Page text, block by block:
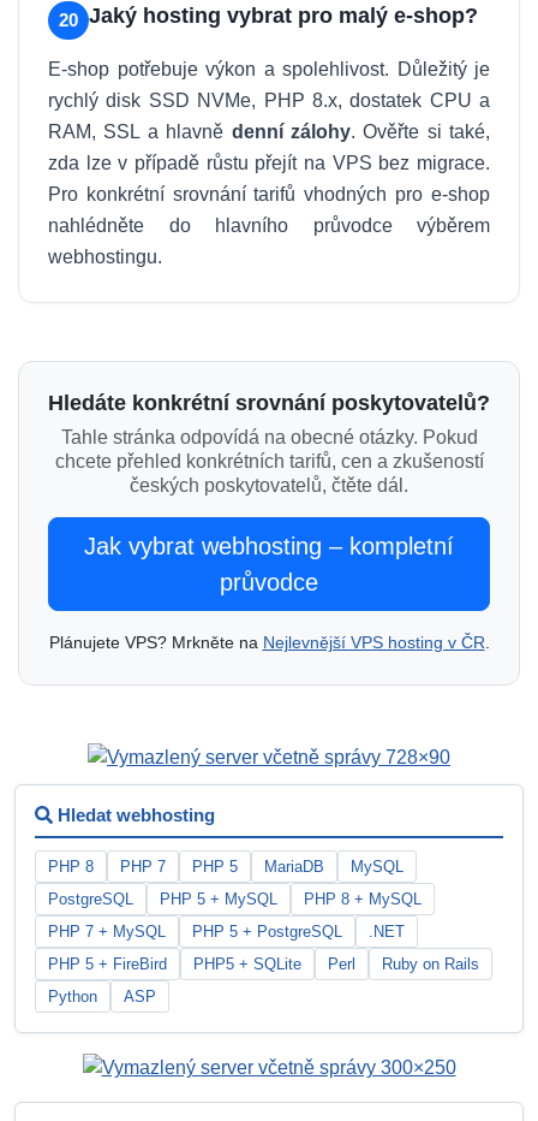
20 Jaký hosting vybrat pro malý e-shop?
E-shop potřebuje výkon a spolehlivost. Důležitý je
rychlý disk SSD NVMe, PHP 8.x, dostatek CPU a
RAM, SSL a hlavně denní zálohy. Ověřte si také,
zda lze v případě růstu přejít na VPS bez migrace.
Pro konkrétní srovnání tarifů vhodných pro e-shop
nahlédněte do hlavního průvodce výběrem
webhostingu.
Hledáte konkrétní srovnání poskytovatelů?
Tahle stránka odpovídá na obecné otázky. Pokud
chcete přehled konkrétních tarifů, cen a zkušeností
českých poskytovatelů, čtěte dál.
Jak vybrat webhosting – kompletní
průvodce
Plánujete VPS? Mrkněte na Nejlevnější VPS hosting v ČR
Hledat webhosting
PHP 8 PHP 7 PHP 5 MariaDB
MySQL
PostgreSQL
PHP 5 + MySQL
PHP 8 + MySQL
PHP 7 + MySQL
PHP 5 + PostgreSQL
.NET
PHP 5 + FireBird
PHP5 + SQLite Perl
Ruby on Rails
Python
ASP